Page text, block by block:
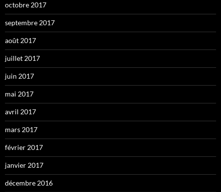
octobre 2017
septembre 2017
août 2017
juillet 2017
juin 2017
mai 2017
avril 2017
mars 2017
février 2017
janvier 2017
décembre 2016